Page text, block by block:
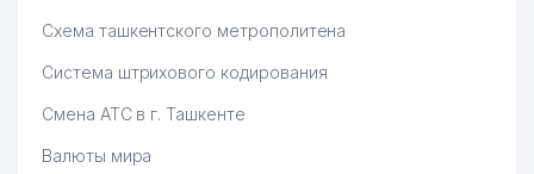
Схема ташкентского метрополитена
Система штрихового кодирования
Смена АТС в г. Ташкенте
Валюты мира